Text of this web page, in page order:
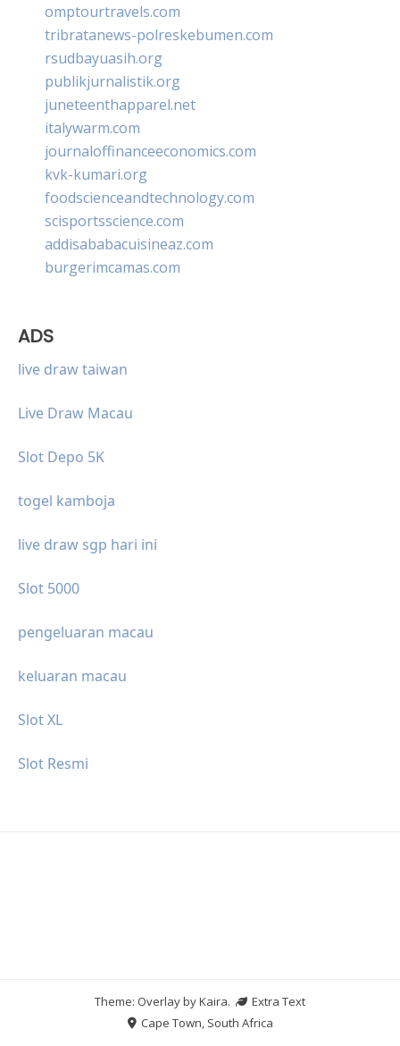
omptourtravels.com
tribratanews-polreskebumen.com
rsudbayuasih.org
publikjurnalistik.org
juneteenthapparel.net
italywarm.com
journaloffinanceeconomics.com
kvk-kumari.org
foodscienceandtechnology.com
scisportsscience.com
addisababacuisineaz.com
burgerimcamas.com
ADS
live draw taiwan
Live Draw Macau
Slot Depo 5K
togel kamboja
live draw sgp hari ini
Slot 5000
pengeluaran macau
keluaran macau
Slot XL
Slot Resmi
Theme: Overlay byKaira.
Extra Text
Cape Town, South Africa